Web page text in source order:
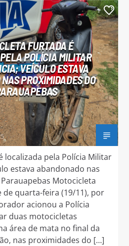
1
FURTADA É
POLÍCIA MILITAR
VEÍCULO ESTAVA
PROXIMIDADES DO
localizada pela Polícia Militar
estava abandonado nas
Motocicleta
de quarta-feira (19/11), por
acionou a Polícia
duas motocicletas
área de mata no final da
nas proximidades do […]